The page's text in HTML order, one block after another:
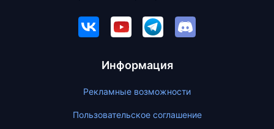
Информация
Рекламные возможности
Пользовательское соглашение